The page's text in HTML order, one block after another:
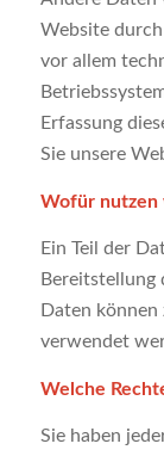
Website durch
vor allem
Erfassung
Sie unsere
Wofür nutzen
Ein Teil der
Bereitstellung
Daten
verwendet
Welche
Sie haben